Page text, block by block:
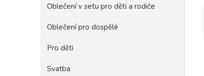
Oblečení v setu pro děti a rodiče
Oblečení pro dospělé
Pro děti
Svatba